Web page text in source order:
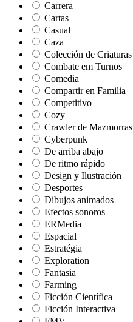
Carrera
Cartas
Casual
Caza
Colección de Criaturas
Combate em Turnos
Comedia
Compartir en Familia
Competitivo
Cozy
Crawler de Mazmorras
Cyberpunk
De arriba abajo
De ritmo rápido
Design y Ilustración
Desportes
Dibujos animados
Efectos sonoros
ERMedia
Espacial
Estratégia
Exploration
Fantasia
Farming
Ficción Científica
Ficción Interactiva